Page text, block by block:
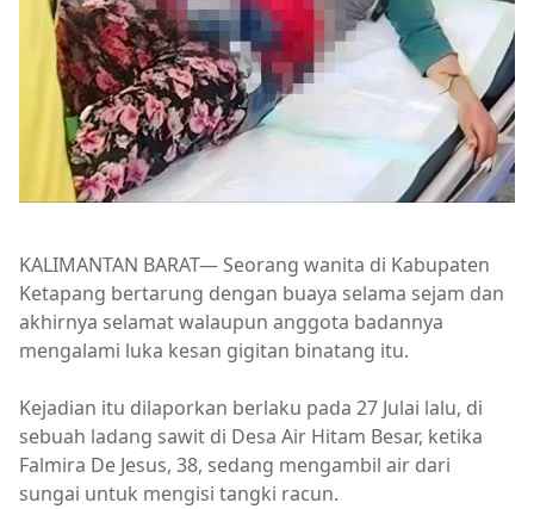
KALIMANTAN BARAT— Seorang wanita di Kabupaten
Ketapang bertarung dengan buaya selama sejam dan
akhirnya selamat walaupun anggota badannya
mengalami luka kesan gigitan binatang itu.
Kejadian itu dilaporkan berlaku pada 27 Julai lalu, di
sebuah ladang sawit di Desa Air Hitam Besar, ketika
Falmira De Jesus, 38, sedang mengambil air dari
sungai untuk mengisi tangki racun.